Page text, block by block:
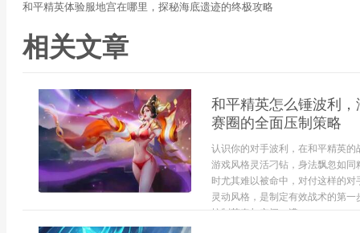
和平精英体验服地宫在哪里，探秘海底遗迹的终极攻略
相关文章
和平精英怎么锤波利
赛圈的全面压制策略
认识你的对手波利，在和平精英
游戏风格灵活刁钻，身法飘忽如
时尤其难以被命中，对付这样的
灵动风格，是制定有效战术的第
控制节奏与空间。遭...